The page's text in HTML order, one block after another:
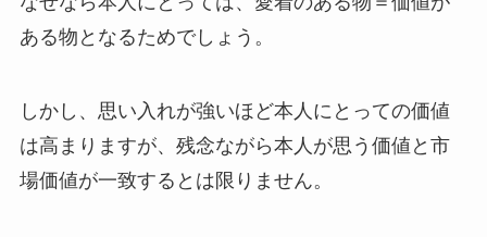
ある物となるためでしょう。
しかし、思い入れが強いほど本人にとっての価値
は高まりますが、残念ながら本人が思う価値と市
場価値が一致するとは限りません。